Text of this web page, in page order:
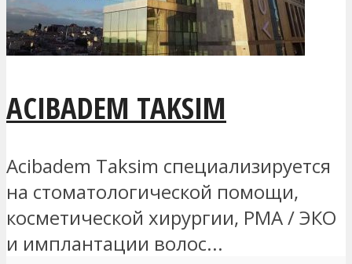
ACIBADEM TAKSIM
Acibadem Taksim специализируется
на стоматологической помощи,
косметической хирургии, РМА / ЭКО
и имплантации волос...